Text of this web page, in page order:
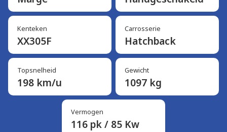
Kenteken
XX305F
Carrosserie
Hatchback
Topsnelheid
198 km/u
Gewicht
1097 kg
Vermogen
116 pk / 85 Kw